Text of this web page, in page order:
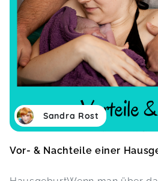
Sandra Rost
Vor- & Nachteile einer